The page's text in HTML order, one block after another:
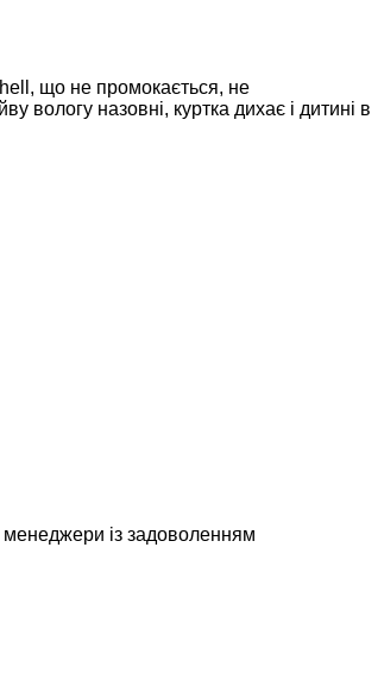
що не промокається, не
вологу назовні, куртка дихає і дитині в
із задоволенням